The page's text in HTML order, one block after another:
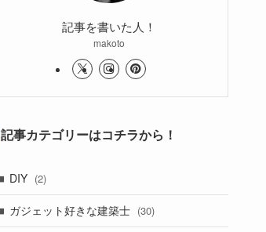
記事を書いた人！
makoto
記事カテゴリーはコチラから！
DIY (2)
ガジェット好きな建築士 (30)